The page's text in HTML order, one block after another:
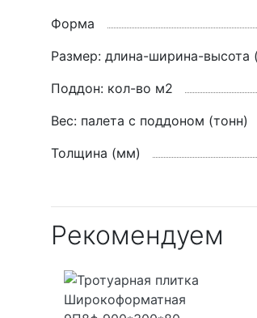
Форма
Размер: длина-ширина-
Поддон: кол-во м2
Вес: палета с поддоном (тонн)
Толщина (мм)
Рекомендуем